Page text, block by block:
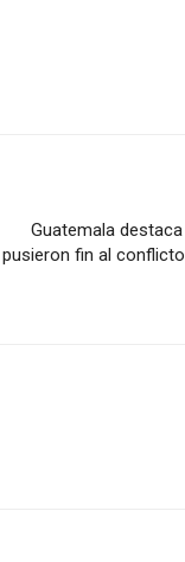
Guatemala
pusieron fin al